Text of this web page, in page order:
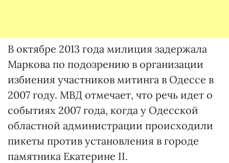
В октябре 2013 года милиция задержала
Маркова по подозрению в организации
избиения участников митинга в Одессе в
2007 году. МВД отмечает, что речь идет о
событиях 2007 года, когда у Одесской
областной администрации происходили
пикеты против установления в городе
памятника Екатерине II.